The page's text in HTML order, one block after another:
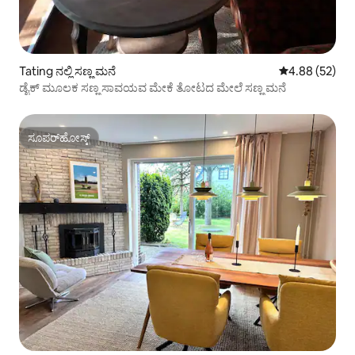
Tating ನಲ್ಲಿ ಸಣ್ಣ ಮನೆ 5 ರಲ್ಲಿ 4.88
4.88 (52)
ಡೈಕ್ ಮೂಲಕ ಸಣ್ಣ ಸಾವಯವ ಮೇಕೆ ತೋಟದ ಮೇಲೆ ಸಣ್ಣ ಮನೆ
ಸೂಪರ್‌ಹೋಸ್ಟ್
ಸೂಪರ್‌ಹೋಸ್ಟ್